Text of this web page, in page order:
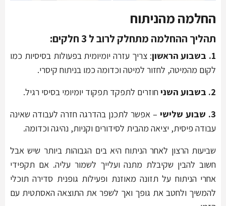
החלמה מהניתוח
תהליך ההחלמה מתחלק לרוב ל 3 חלקים:
1. בשבוע הראשון
: צריך עזרה יומיומית בפעולות בסיסיות כמו
לקום מהמיטה, לחזור למיטה וכדומה כמו בניתוח קיסרי.
2. בשבוע השני
חוזרים לתפקד תפקוד יומיומי בסיסי רגיל.
3. שבוע שלישי
– אפשר לתכנן בהדרגה חזרה לעבודה שאינה
עבודה פיסית, יציאה מהבית לסידורים וקניות, נהיגה וכדומה.
שביעות הרצון לאחר הניתוח היא בים הגבוהות ביותר שיש אבל
חשוב להבין שקיבלת מתנה ועלייך לשמור עליה. אם תקפידי
אחרי הניתוח על תזונה מאוזנת ופעילות גופנית סדירה תוכלי
להמשיך ולחטב את גופך ואך לשפר את התוצאה האסתטית עם